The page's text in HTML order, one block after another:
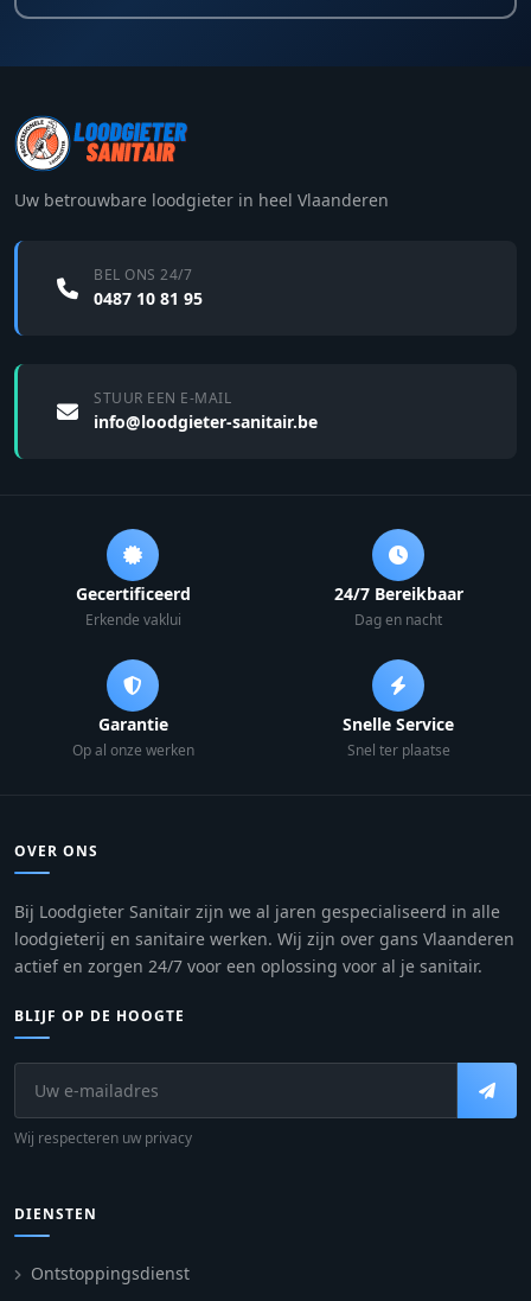
Uw betrouwbare loodgieter in heel Vlaanderen
BEL ONS 24/7
0487 10 81 95
STUUR EEN E-MAIL
info@loodgieter-sanitair.be
Gecertificeerd
Erkende vaklui
24/7 Bereikbaar
Dag en nacht
Garantie
Op al onze werken
Snelle Service
Snel ter plaatse
OVER ONS
Bij Loodgieter Sanitair zijn we al jaren gespecialiseerd in alle
loodgieterij en sanitaire werken. Wij zijn over gans Vlaanderen
actief en zorgen 24/7 voor een oplossing voor al je sanitair.
BLIJF OP DE HOOGTE
Wij respecteren uw privacy
DIENSTEN
Ontstoppingsdienst